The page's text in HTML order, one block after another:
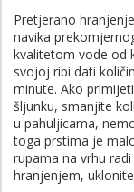
Pretjerano
navika
kvalitetom vode od
svojoj ribi dati
minute. Ako
šljunku, smanjite
u pahuljicama,
toga prstima je
rupama na vrhu
hranjenjem,